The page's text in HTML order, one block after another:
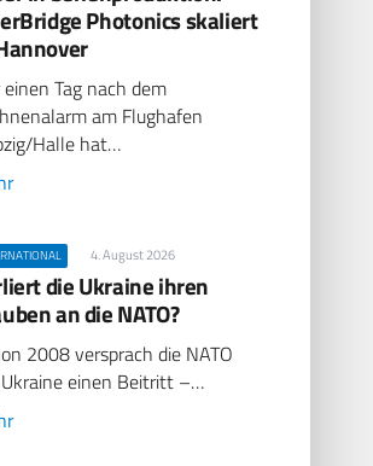
Photonics skaliert
einen Tag nach dem
am Flughafen
Halle hat…
4. August 2026
die Ukraine ihren
an die NATO?
2008 versprach die NATO
einen Beitritt –…